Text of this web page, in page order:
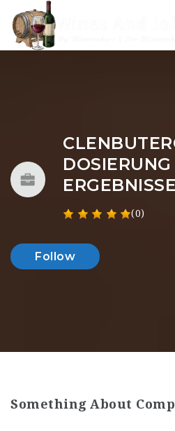
ERGEBNISSE
(0)
Follow
Something About